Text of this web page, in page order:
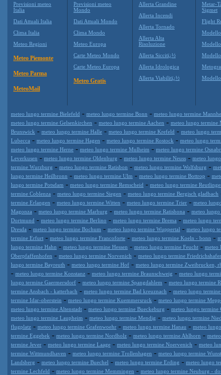
Previsioni meteo
Italia
Dati Attuali Italia
Clima Italia
Meteo Regioni
Meteo Piemonte
Meteo Parma
MeteoMail
Previsioni meteo
Mondo
Dati Attuali Mondo
Clima Mondo
Meteo Europa
Carte Meteo Mondo
Carte Meteo Europa
Meteo Gratis
Allerta Grandine
Allerta Incendi
Allerta Tornado
Allerta Alta
Risoluzione
Allerta Siccitï¿½
Allerta Idrologica
Allerta Viabilitï¿½
Metar-
Sigmet
Flight
Modello
meteo lungo termine Bielefeld - meteo lungo termine Bonn - meteo lungo termine
meteo lungo termine Gelsenkirchen - meteo lungo termine Aachen - meteo lungo termine
Brunswick - meteo lungo termine Halle - meteo lungo termine Krefeld - meteo lungo
Lubecca - meteo lungo termine Hagen - meteo lungo termine Rostock - meteo lungo
meteo lungo termine Herne - meteo lungo termine Mulheim - meteo lungo termine
Leverkusen - meteo lungo termine Oldenburg - meteo lungo termine Neuss - meteo
termine Wurzburg - meteo lungo termine Ratisbon - meteo lungo termine Wolfsburg -
lungo termine Heilbronn - meteo lungo termine Ulm - meteo lungo termine Bottrop -
lungo termine Potsdam - meteo lungo termine Remscheid - meteo lungo termine
termine Coblenza - meteo lungo termine Siegen - meteo lungo termine Bergisch gladbach
termine Erlangen - meteo lungo termine Witten - meteo lungo termine Trier - meteo
Magonza - meteo lungo termine Marburg - meteo lungo termine Ratisbona - meteo
Dortmund - meteo lungo termine Berlino - meteo lungo termine Brema - meteo lungo
Dresda - meteo lungo termine Bochum - meteo lungo termine Wuppertal - meteo lungo
termine Erfurt - meteo lungo termine Francoforte - meteo lungo termine Koeln - bonn -
lungo termine Hahn - meteo lungo termine Hessen - meteo lungo termine Feucht - meteo
Oberpfaffenhofen - meteo lungo termine Norvenich - meteo lungo termine
lungo termine Bayreuth - meteo lungo termine Hof - meteo lungo termine Zweibrucken,
- meteo lungo termine Konstanz - meteo lungo termine Braunschweig - meteo lungo
lungo termine Gaermersdorf - meteo lungo termine Spangdahlem - meteo lungo termine
termine Ansbach - katterbach - meteo lungo termine Bad kreuznach - meteo lungo
termine Idar-oberstein - meteo lungo termine Kuemmersruck - meteo lungo termine
meteo lungo termine Altenstadt - meteo lungo termine Bueckeburg - meteo lungo termine
meteo lungo termine Laupheim - meteo lungo termine Mendig - meteo lungo termine
flugplatz - meteo lungo termine Grafenwoehr - meteo lungo termine Hanau - meteo
termine Eggebek - meteo lungo termine Nordholz - meteo lungo termine Ahlhorn -
termine Jever - meteo lungo termine Laage - meteo lungo termine Noervenich - meteo
termine Wittmundhaven - meteo lungo termine Trollenhagen - meteo lungo termine
Landsberg - meteo lungo termine Buechel - meteo lungo termine Erding - meteo lungo
termine Lechfeld - meteo lungo termine Memmingen - meteo lungo termine Neuburg -